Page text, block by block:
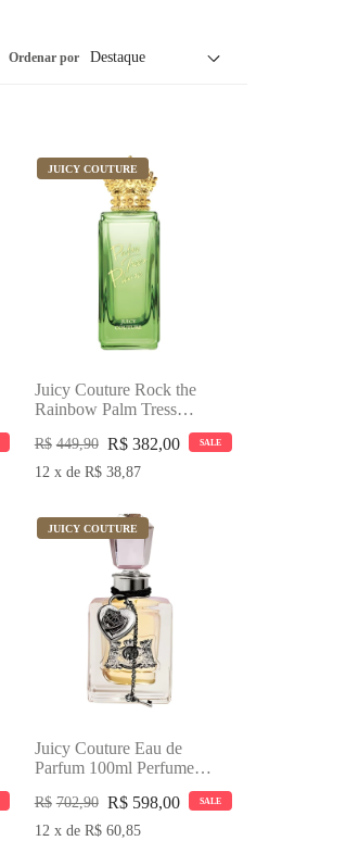
Ordenar por
JUICY COUTURE
Juicy Couture Rock the
Rainbow Palm Tress
75ml Perfume Feminino
R$ 382,00 SALE
R$ 449,90
12 x de R$ 38,87
JUICY COUTURE
Juicy Couture Eau de
Parfum 100ml Perfume
R$ 598,00 SALE
R$ 702,90
12 x de R$ 60,85